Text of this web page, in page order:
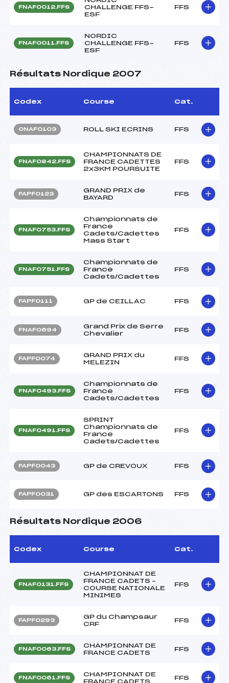
FNAF0012.FFS
CHALLENGE FFS-
ESF
FFS
FNAF0011.FFS
NORDIC
CHALLENGE FFS-
ESF
FFS
Résultats Nordique 2007
Codex Course Cat.
ONAF0103 ROLL SKI ECRINS FFS
FNAF0842.FFS
CHAMPIONNATS DE
FRANCE CADETTES
2x3KM POURSUITE
FFS
FAPF0123
GRAND PRIX de
BAYARD
FFS
FNAF0753.FFS
Championnats de
France
Cadets/Cadettes
Mass Start
FFS
FNAF0751.FFS
Championnats de
France
Cadets/Cadettes
FFS
FAPF0111 GP de CEILLAC FFS
FNAF0694
Grand Prix de Serre
Chevalier
FFS
FAPF0074
GRAND PRIX du
MELEZIN
FFS
FNAF0493.FFS
Championnats de
France
Cadets/Cadettes
FFS
FNAF0491.FFS
SPRINT
Championnats de
France
Cadets/Cadettes
FFS
FAPF0043 GP de CREVOUX FFS
FAPF0031 GP des ESCARTONS FFS
Résultats Nordique 2006
Codex Course Cat.
FNAF0131.FFS
CHAMPIONNAT DE
FRANCE CADETS –
COURSE NATIONALE
MINIMES
FFS
FAPF0293
GP du Champsaur
CRF
FFS
FNAF0063.FFS
CHAMPIONNAT DE
FRANCE CADETS
FFS
FNAF0061.FFS
CHAMPIONNAT DE
FRANCE CADETS
FFS